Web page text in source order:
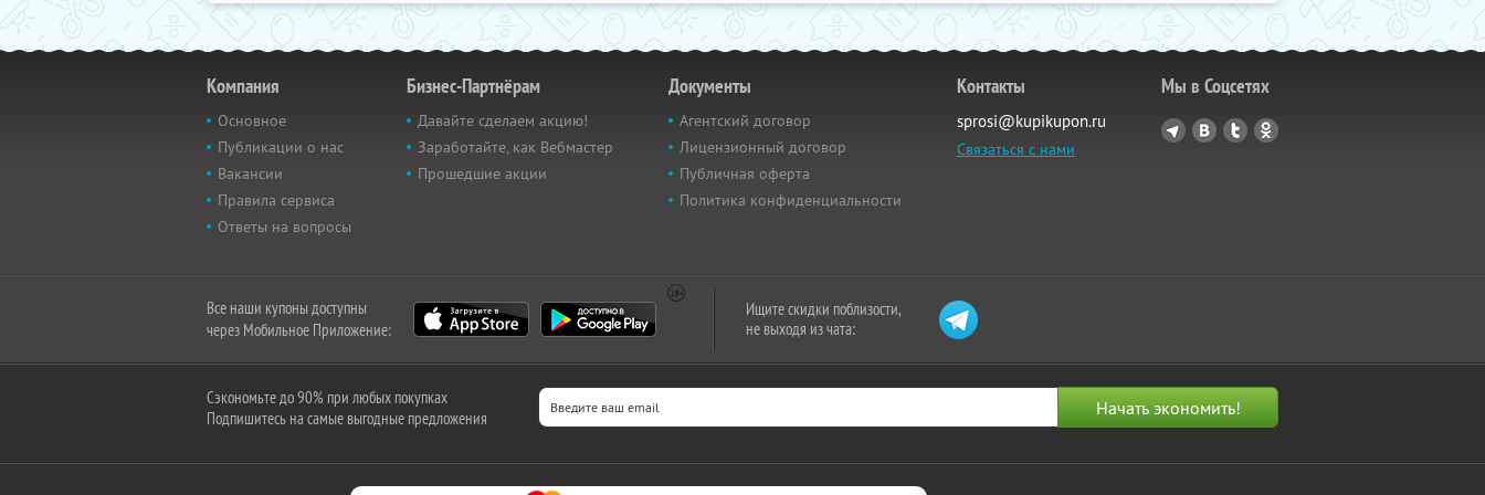
Компания
Основное
Публикации о нас
Вакансии
Правила сервиса
Ответы на вопросы
Бизнес-Партнёрам
Давайте сделаем акцию!
Заработайте, как Вебмастер
Прошедшие акции
Документы
Агентский договор
Лицензионный договор
Публичная оферта
Политика конфиденциальности
Контакты
sprosi@kupikupon.ru
Связаться с нами
Мы в Соцсетях
Все наши купоны доступны
через Мобильное Приложение:
Ищите скидки поблизости,
не выходя из чата:
Сэкономьте до 90% при любых покупках
Подпишитесь на самые выгодные предложения